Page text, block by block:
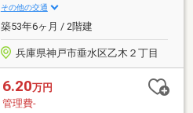
その他の交通
築53年6ヶ月 / 2階建
兵庫県神戸市垂水区乙木２丁目
6.20万円
管理費-